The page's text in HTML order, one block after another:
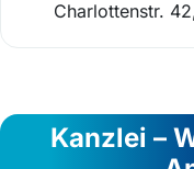
Charlottenstr.
Kanzlei –